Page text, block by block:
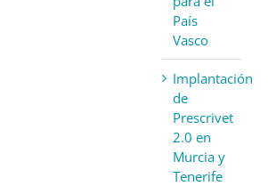
País
Vasco
Implantación
de
Prescrivet
2.0 en
Murcia y
Tenerife